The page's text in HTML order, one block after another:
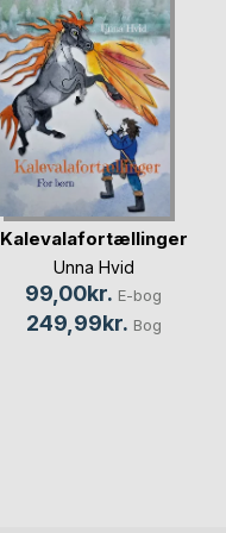
Kalevalafortællinger
Unna Hvid
99,00kr. E-bog
249,99kr. Bog